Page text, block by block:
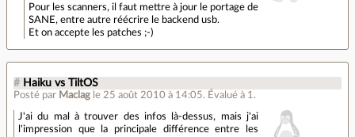
Pour les scanners, il faut mettre à jour le portage de
SANE, entre autre réécrire le backend usb.
Et on accepte les patches ;-)
# Haiku vs TiltOS
Posté par Maclag le 25 août 2010 à 14:05. Évalué à 1 .
J'ai du mal à trouver des infos là-dessus, mais j'ai
l'impression que la principale différence entre les